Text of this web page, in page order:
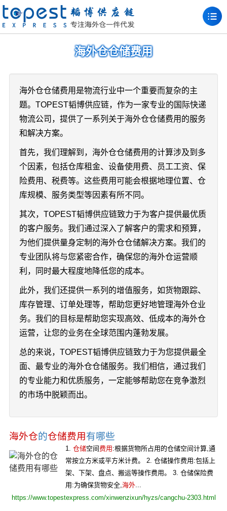
海外仓仓储费用
海外仓仓储费用是物流行业中一个重要而复杂的主
题。TOPEST韬博供应链，作为一家专业的国际快递
物流公司，提供了一系列关于海外仓仓储费用的服务
和解决方案。
首先，我们理解到，海外仓仓储费用的计算涉及到多
个因素，包括仓库租金、设备使用费、员工工资、保
险费用、税费等。这些费用可能会根据地理位置、仓
库规模、服务类型等因素有所不同。
其次，TOPEST韬博供应链致力于为客户提供最优质
的客户服务。我们通过深入了解客户的需求和预算，
为他们提供量身定制的海外仓仓储解决方案。我们的
专业团队将与您紧密合作，确保您的海外仓运营顺
利，同时最大程度地降低您的成本。
此外，我们还提供一系列的增值服务，如货物跟踪、
库存管理、订单处理等，帮助您更好地管理海外仓业
务。我们的目标是帮助您实现高效、低成本的海外仓
运营，让您的业务在全球范围内蓬勃发展。
总的来说，TOPEST韬博供应链致力于为您提供最全
面、最专业的海外仓仓储服务。我们相信，通过我们
的专业能力和优质服务，一定能够帮助您在竞争激烈
的市场中脱颖而出。
海外仓的仓储费用有哪些
1. 仓储空间 费用 :根据货物所占用的仓储空间计算,通
常按立方米或平方米计费。 2. 仓储操作费用:包括上
架、下架、盘点、搬运等操作费用。 3. 仓储保险费
用:为确保货物安全,海外...
https://www.topestexpress.com/xinwenzixun/hyzs/cangchu-2303.html